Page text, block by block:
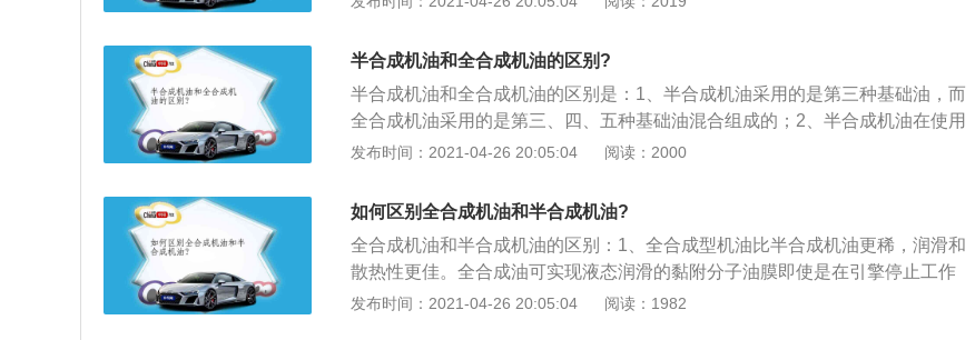
全合成机油；3、半合成机油是由合成机油和矿物油混合制成，矿物油和合成机
油的比例为4：6。半合成机油特点在于既有合成机油的优点又比全合成机油便
宜；4、但各方面表现要弱于全合成机油，只是在价格上具有优势，更换周期也
略短于全合成机油，在7000-8000公里或8个月左右。半合成机油比较适用于自然
吸气的发动机。
半合成机油和全合成机油的区别?
半合成机油和全合成机油的区别是：1、半合成机油采用的是第三种基础油，而
全合成机油采用的是第三、四、五种基础油混合组成的；2、半合成机油在使用
过程中半年或7500公里需要更换一次，全合成机油在使用过程中一年或10000公
全合成机油可以达到保护发动机的目的，而半合成机油使用要求较高。
发布时间：2021-04-26 20:05:04 阅读：2000
如何区别全合成机油和半合成机油?
全合成机油和半合成机油的区别：1、全合成型机油比半合成机油更稀，润滑和
散热性更佳。全合成油可实现液态润滑的黏附分子油膜即使是在引擎停止工作
后，它也能够存在于在两金属表面之间。也就是说即使引擎停下来，也可以对引
发布时间：2021-04-26 20:05:04 阅读：1982